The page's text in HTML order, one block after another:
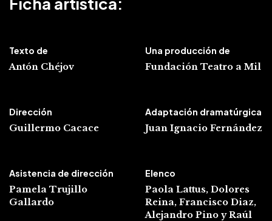
Texto de
Antón Chéjov
Una producción de
Fundación Teatro a Mil
Dirección
Guillermo Cacace
Adaptación dramatúrgica
Juan Ignacio Fernández
Asistencia de dirección
Pamela Trujillo
Gallardo
Elenco
Paola Lattus, Dolores
Reina, Francisco Diaz,
Alejandro Pino y Raúl